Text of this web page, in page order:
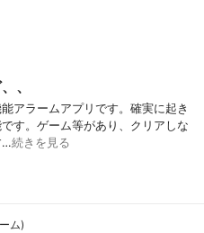
、
アラームアプリです。確実に起き
す。ゲーム等があり、クリアしな
…続きを見る
ム)